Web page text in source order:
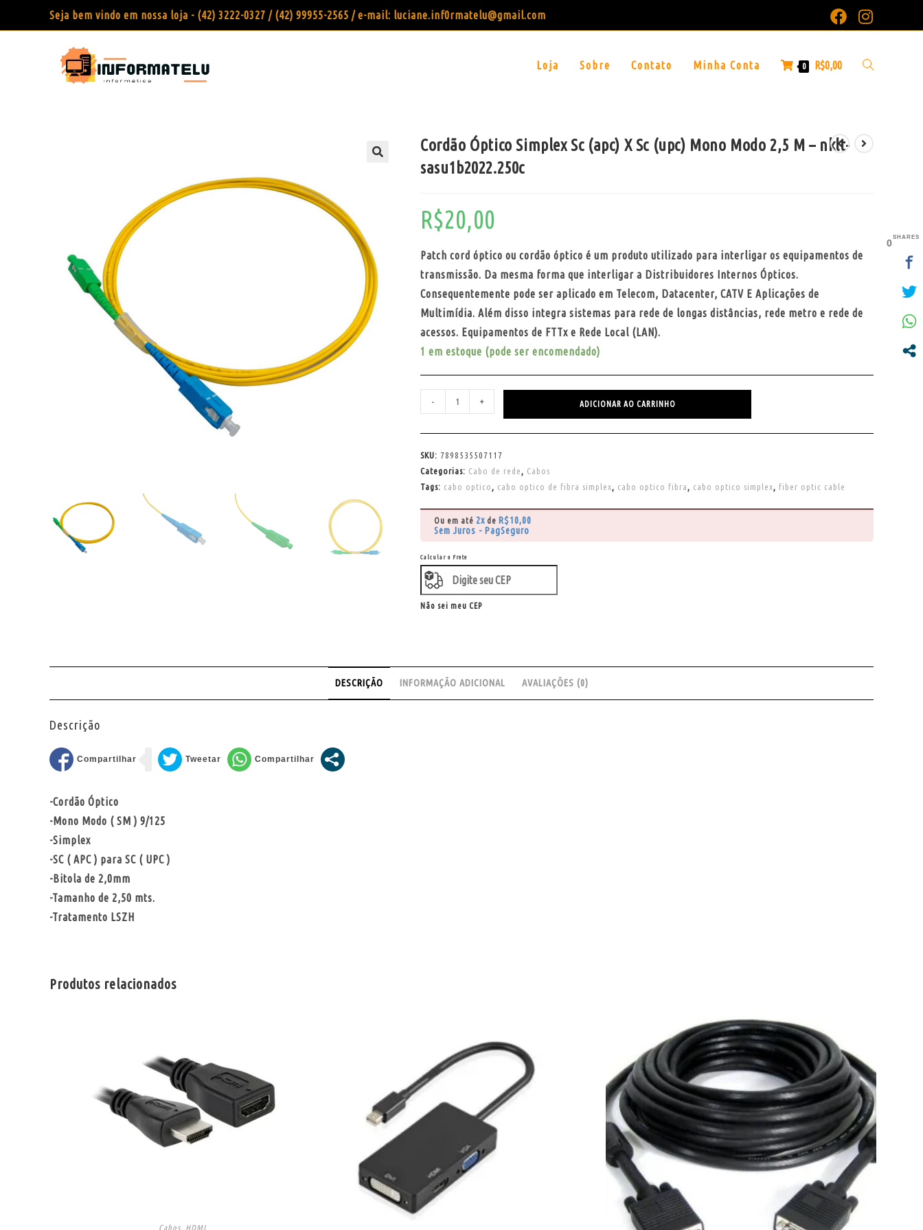
Seja bem vindo em nossa loja - (42) 3222-0327 / (42) 99955-2565 / e-mail: luciane.inf0rmatelu@gmail.com
Loja Sobre Contato Minha Conta 0 R$0,00
Cordão Óptico Simplex Sc (apc) X Sc (upc) Mono Modo 2,5 M – nklt-
sasu1b2022.250c
R$20,00
Patch cord óptico ou cordão óptico é um produto utilizado para interligar os equipamentos de
transmissão. Da mesma forma que interligar a Distribuidores Internos Ópticos.
Consequentemente pode ser aplicado em Telecom, Datacenter, CATV E Aplicações de
Multimídia. Além disso integra sistemas para rede de longas distâncias, rede metro e rede de
acessos. Equipamentos de FTTx e Rede Local (LAN).
1 em estoque (pode ser encomendado)
- + ADICIONAR AO CARRINHO
SKU: 7898535507117
Categorias: Cabo de rede , Cabos
Tags: cabo optico , cabo optico de fibra simplex, cabo optico fibra , cabo optico simplex, fiber optic cable
Ou em até 2x de R$10,00
Sem Juros - PagSeguro
Calcular o Frete
Não sei meu CEP
DESCRIÇÃO INFORMAÇÃO ADICIONAL AVALIAÇÕES (0)
Descrição
-Cordão Óptico
-Mono Modo ( SM ) 9/125
-Simplex
-SC ( APC ) para SC ( UPC )
-Bitola de 2,0mm
-Tamanho de 2,50 mts.
-Tratamento LSZH
Produtos relacionados
Cabos, HDMI
0SHARES